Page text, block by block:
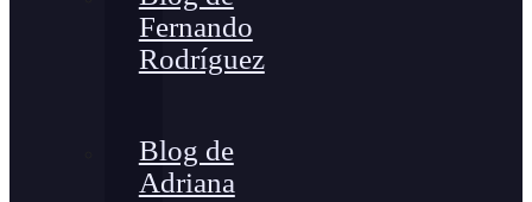
Fernando
Rodríguez
Blog de
Adriana